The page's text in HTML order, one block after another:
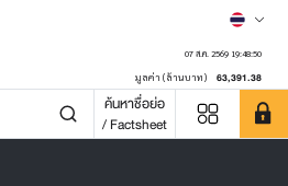
07 ส.ค. 2569 19:48:50
มูลค่า (ล้านบาท) 63,391.38
ค้นหาชื่อย่อ
/ Factsheet